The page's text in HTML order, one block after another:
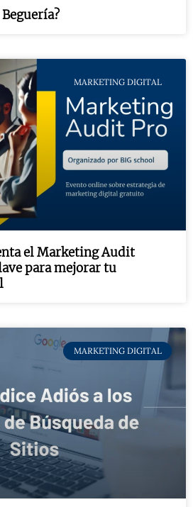
MARKETING DIGITAL
el Marketing Audit
para mejorar tu
MARKETING DIGITAL